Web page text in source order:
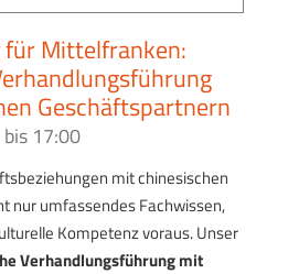
für Mittelfranken:
Geschäftspartnern
bis 17:00
mit chinesischen
nur umfassendes Fachwissen,
Kompetenz voraus. Unser
Verhandlungsführung mit